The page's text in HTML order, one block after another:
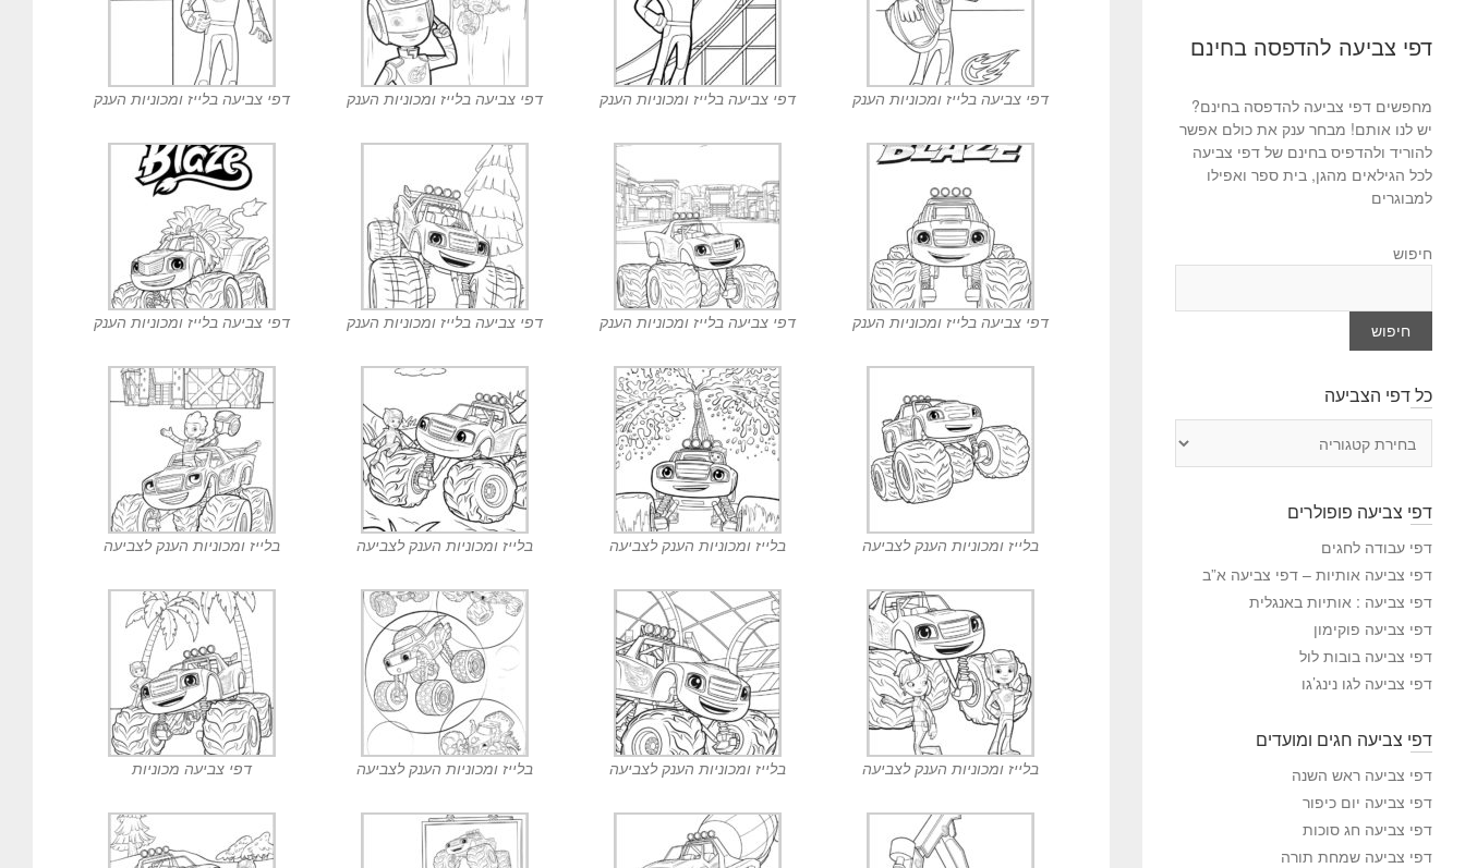
k
דפי צביעה בלייז ומכוניות הענק דפי צביעה בלייז ומכוניות הענק דפי צביעה בלייז ומכוניות הענק דפי צביעה בלייז ומכוניות הענק
דפי צביעה בלייז ומכוניות הענק דפי צביעה בלייז ומכוניות הענק דפי צביעה בלייז ומכוניות הענק דפי צביעה בלייז ומכוניות הענק
בלייז ומכוניות הענק לצביעה בלייז ומכוניות הענק לצביעה בלייז ומכוניות הענק לצביעה בלייז ומכוניות הענק לצביעה
בלייז ומכוניות הענק לצביעה בלייז ומכוניות הענק לצביעה בלייז ומכוניות הענק לצביעה דפי צביעה מכוניות
דפי צביעה להדפסה בחינם
מחפשים דפי צביעה להדפסה בחינם?
יש לנו אותם! מבחר ענק את כולם אפשר
להוריד ולהדפיס בחינם של דפי צביעה
לכל הגילאים מהגן, בית ספר ואפילו
למבוגרים
חיפוש
חיפוש
כל דפי הצביעה
י
ה
צ
י
ע
ה
דפי צביעה פופולרים
דפי עבודה לחגים
דפי צביעה אותיות – דפי צביעה א”ב
דפי צביעה : אותיות באנגלית
דפי צביעה פוקימון
דפי צביעה בובות לול
דפי צביעה לגו נינג’גו
דפי צביעה חגים ומועדים
דפי צביעה ראש השנה
דפי צביעה יום כיפור
דפי צביעה חג סוכות
דפי צביעה שמחת תורה